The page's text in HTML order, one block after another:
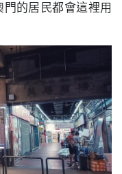
的居民都會這裡用